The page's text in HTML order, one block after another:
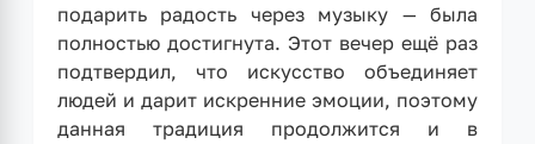
подарить радость через музыку — была
полностью достигнута. Этот вечер ещё раз
подтвердил, что искусство объединяет
людей и дарит искренние эмоции, поэтому
данная традиция продолжится и в